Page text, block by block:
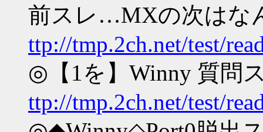
前スレ…MXの次はな
ttp://tmp.2ch.net/test/
◎【1を】Winny 質問
ttp://tmp.2ch.net/test/